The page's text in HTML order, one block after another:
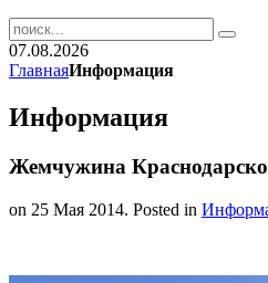
07.08.2026
ГлавнаяИнформация
Информация
Жемчужина
on 25 Мая 2014. Posted in